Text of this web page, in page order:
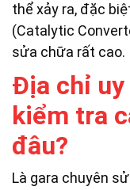
thể xảy ra, đặc
(Catalytic
sửa chữa rất cao.
Địa chỉ
kiểm tra
đâu?
Là gara chuyên